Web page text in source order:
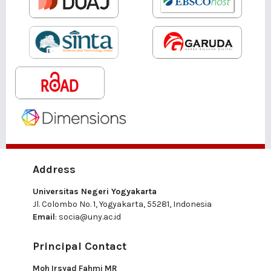
Address
Universitas Negeri Yogyakarta
Jl. Colombo No. 1, Yogyakarta, 55281, Indonesia
Email: socia@uny.ac.id
Principal Contact
Moh Irsyad Fahmi MR